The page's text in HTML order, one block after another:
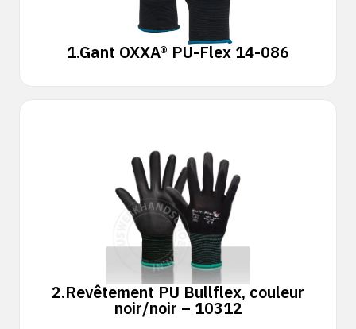
1.Gant OXXA® PU-Flex 14-086
2.Revêtement PU Bullflex, couleur
noir/noir – 10312